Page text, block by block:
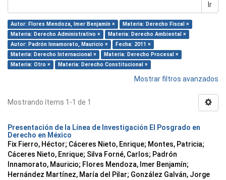
Ir
Autor: Flores Mendoza, Imer Benjamín ×
Materia: Derecho Fiscal ×
Materia: Derecho Administrativo ×
Materia: Derecho Ambiental ×
Autor: Padrón Innamorato, Mauricio ×
Fecha: 2011 ×
Materia: Derecho Internacional ×
Materia: Derecho Procesal ×
Materia: Otro ×
Materia: Derecho Constitucional ×
Mostrar filtros avanzados
Mostrando ítems 1-1 de 1
Presentación de la Línea de Investigación El Posgrado en
Derecho en México
Fix Fierro, Héctor; Cáceres Nieto, Enrique; Montes, Patricia;
Cáceres Nieto, Enrique; Silva Forné, Carlos; Padrón
Innamorato, Mauricio; Flores Mendoza, Imer Benjamín;
Hernández Martínez, María del Pilar; González Galván, Jorge